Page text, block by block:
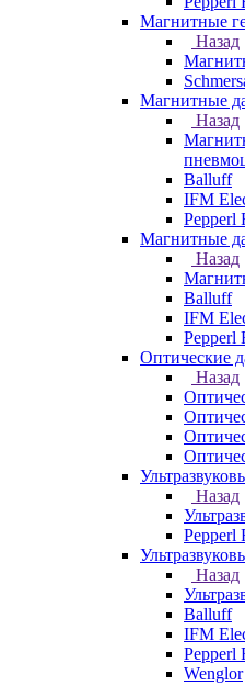
Магнитные
Назад
Магнитные
Назад
Balluff
IFM
Pepperl
Магнитные
Назад
Balluff
IFM
Pepperl
Оптические
Назад
Назад
Pepperl
Назад
Balluff
IFM
Pepperl
Wenglor